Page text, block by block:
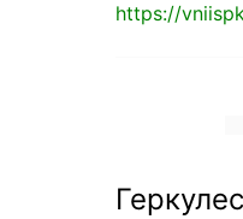
https://
Геркулес